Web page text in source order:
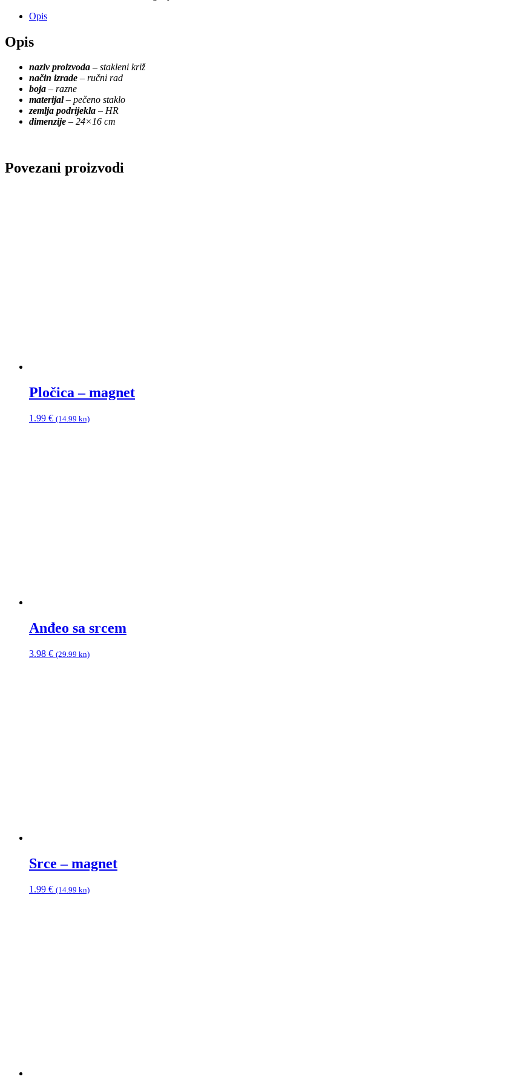
Opis
Opis
naziv proizvoda–stakleni križ
način izrade – ručni rad
boja – razne
materijal – pečeno staklo
zemlja podrijekla – HR
dimenzije – 24×16 cm
Povezani proizvodi
Pločica – magnet
1.99 € (14.99 kn)
Anđeo sa srcem
3.98 € (29.99 kn)
Srce – magnet
1.99 € (14.99 kn)